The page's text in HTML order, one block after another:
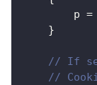
        p
=
}
// If
//